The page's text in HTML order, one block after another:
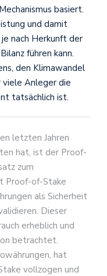
basiert.
und damit
nach Herkunft der
führen kann.
den Klimawandel
viele Anleger die
tatsächlich ist.
letzten Jahren
hat, ist der Proof-
zum
Proof-of-Stake
als Sicherheit
Dieser
erheblich und
betrachtet.
hat
vollzogen und